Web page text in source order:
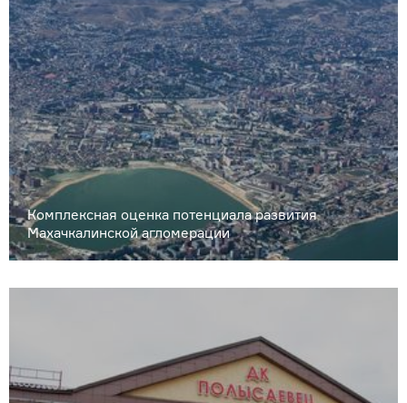
Комплексная оценка потенциала развития
Махачкалинской агломерации